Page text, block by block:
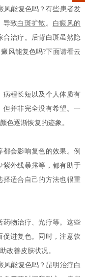
能复色吗？有些患者发
导致白斑扩散 。 白癜风的
合治疗。后背白斑虽然隐
风能复色吗?下面请看云
程长短以及个人体质有
但并非完全没有希望。一
色逐渐恢复的迹象。
会影响复色的效果。例
紫外线暴露等，都有助于
择适合自己的方法也很重
物治疗、光疗等。这些
促进复色。同时，注意饮
改善皮肤状况。
能复色吗？昆明 治疗白